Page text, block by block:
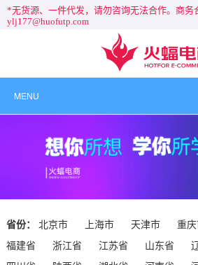
*无货源、一件代发，请勿咨询无法合作。商务
ylj177@huofutp.com
MENU
省份： 北京市 上海市 天津市 重
福建省
浙江省 江苏省 山东省